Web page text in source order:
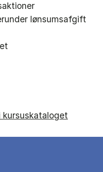
lønsumsafgift
kursuskataloget